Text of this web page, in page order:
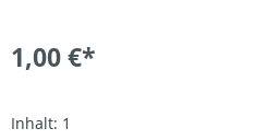
1,00 €*
Inhalt: 1